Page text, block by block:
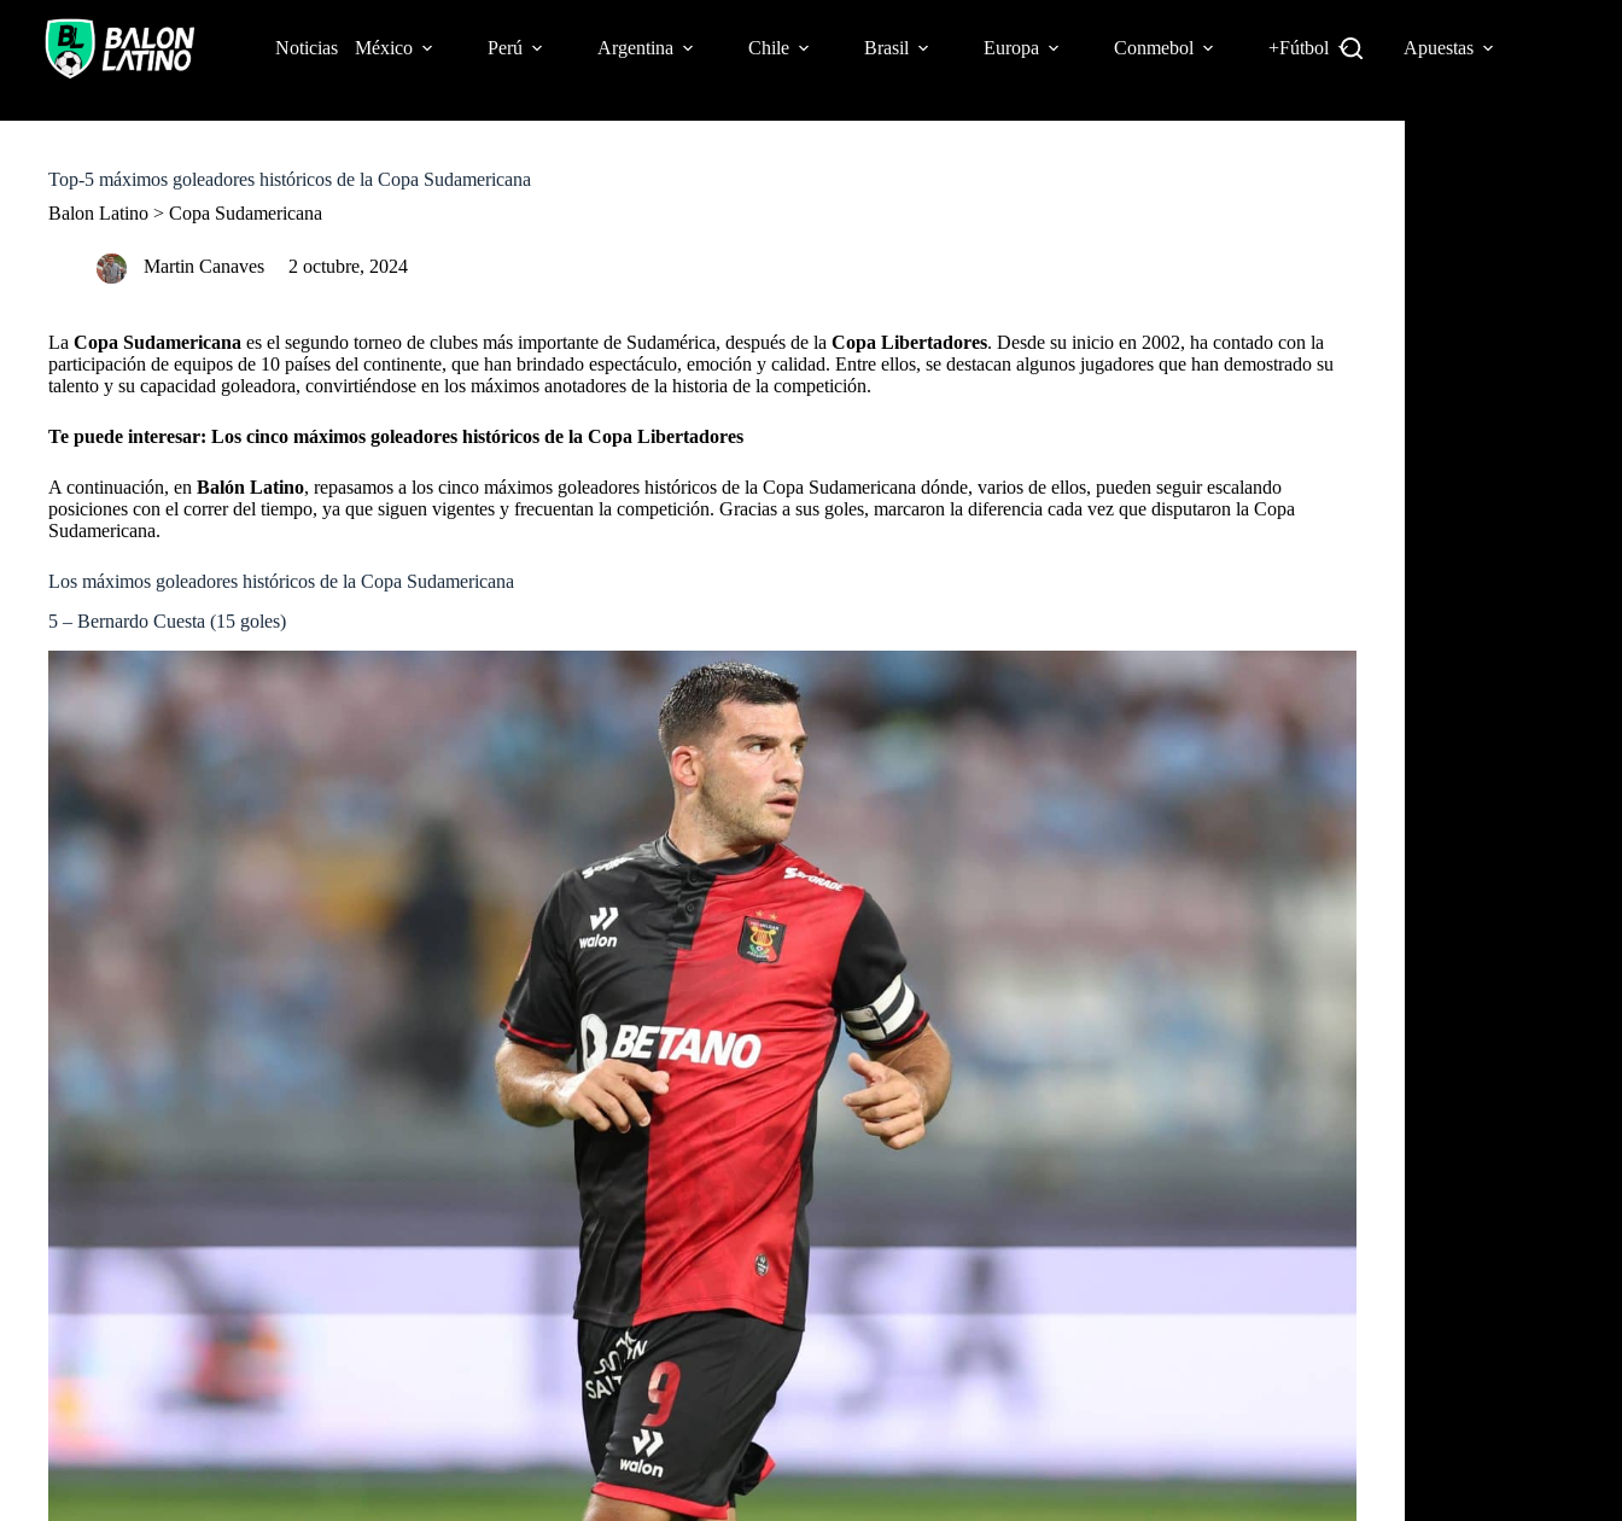
o
Noticias México Perú Argentina Chile Brasil Europa Conmebol +Fútbol Apuestas
Top-5 máximos goleadores históricos de la Copa Sudamericana
Balon Latino > Copa Sudamericana
Martin Canaves 2 octubre, 2024
La Copa Sudamericana es el segundo torneo de clubes más importante de Sudamérica, después de la Copa Libertadores. Desde su inicio en 2002, ha contado con la
participación de equipos de 10 países del continente, que han brindado espectáculo, emoción y calidad. Entre ellos, se destacan algunos jugadores que han demostrado su
talento y su capacidad goleadora, convirtiéndose en los máximos anotadores de la historia de la competición.
Te puede interesar: Los cinco máximos goleadores históricos de la Copa Libertadores
A continuación, en Balón Latino, repasamos a los cinco máximos goleadores históricos de la Copa Sudamericana dónde, varios de ellos, pueden seguir escalando
posiciones con el correr del tiempo, ya que siguen vigentes y frecuentan la competición. Gracias a sus goles, marcaron la diferencia cada vez que disputaron la Copa
Sudamericana.
Los máximos goleadores históricos de la Copa Sudamericana
5 – Bernardo Cuesta (15 goles)